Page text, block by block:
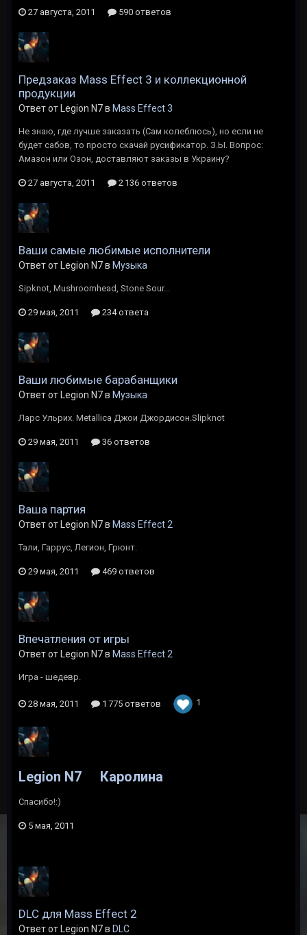
27 августа, 2011 590 ответов
Предзаказ Mass Effect 3 и коллекционной
продукции
Ответ от Legion N7 в Mass Effect 3
Не знаю, где лучше заказать (Сам колеблюсь), но если не
будет сабов, то просто скачай русификатор. З.Ы. Вопрос:
Амазон или Озон, доставляют заказы в Украину?
27 августа, 2011 2 136 ответов
Ваши самые любимые исполнители
Ответ от Legion N7 в Музыка
Sipknot, Mushroomhead, Stone Sour...
29 мая, 2011 234 ответа
Ваши любимые барабанщики
Ответ от Legion N7 в Музыка
Ларс Ульрих. Metallica Джои Джордисон.Slipknot
29 мая, 2011 36 ответов
Ваша партия
Ответ от Legion N7 в Mass Effect 2
Тали, Гаррус, Легион, Грюнт.
29 мая, 2011 469 ответов
Впечатления от игры
Ответ от Legion N7 в Mass Effect 2
Игра - шедевр.
28 мая, 2011 1 775 ответов 1
Legion N7 Каролина
Спасибо!:)
5 мая, 2011
DLC для Mass Effect 2
Ответ от Legion N7 в DLC